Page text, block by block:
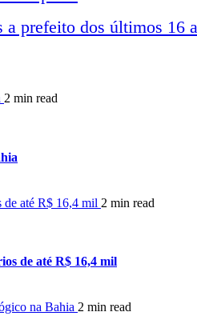
a prefeito dos últimos 16
2 min read
de até R$ 16,4 mil 2 min read
de até R$ 16,4 mil
na Bahia 2 min read